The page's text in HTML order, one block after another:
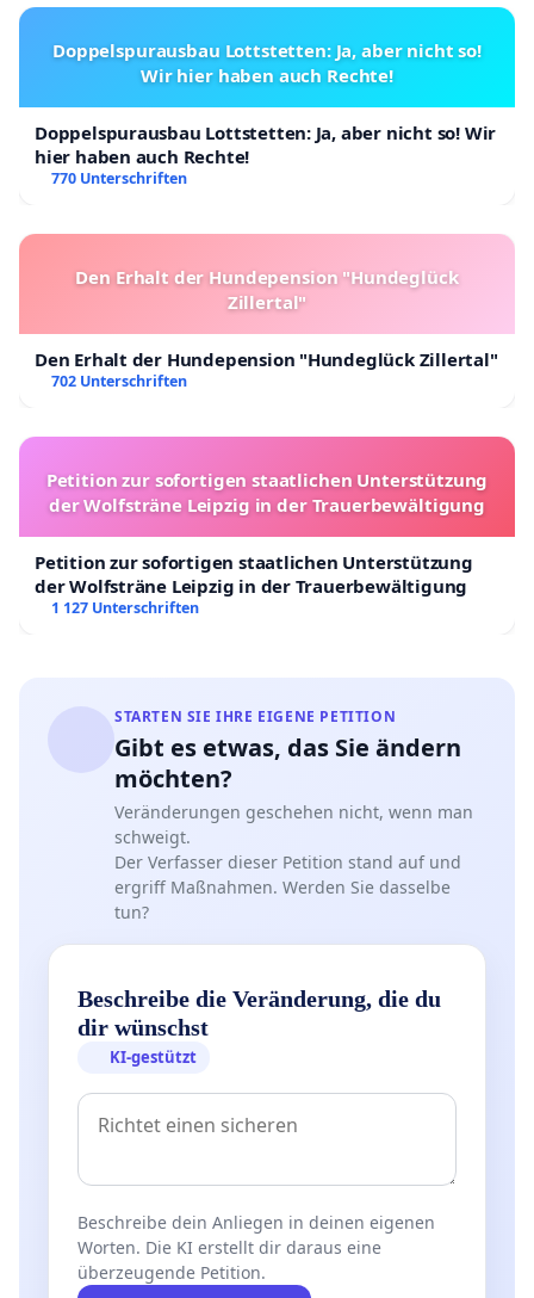
Doppelspurausbau Lottstetten: Ja, aber nicht so!
Wir hier haben auch Rechte!
Doppelspurausbau Lottstetten: Ja, aber nicht so! Wir
hier haben auch Rechte!
770 Unterschriften
Den Erhalt der Hundepension "Hundeglück
Zillertal"
Den Erhalt der Hundepension "Hundeglück Zillertal"
702 Unterschriften
Petition zur sofortigen staatlichen Unterstützung
der Wolfsträne Leipzig in der Trauerbewältigung
Petition zur sofortigen staatlichen Unterstützung
der Wolfsträne Leipzig in der Trauerbewältigung
1 127 Unterschriften
STARTEN SIE IHRE EIGENE PETITION
Gibt es etwas, das Sie ändern
möchten?
Veränderungen geschehen nicht, wenn man
schweigt.
Der Verfasser dieser Petition stand auf und
ergriff Maßnahmen. Werden Sie dasselbe
tun?
Beschreibe die Veränderung, die du
dir wünschst
KI-gestützt
Beschreibe dein Anliegen in deinen eigenen
Worten. Die KI erstellt dir daraus eine
überzeugende Petition.